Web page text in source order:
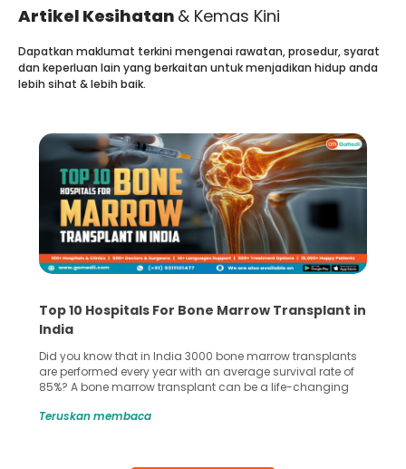
Artikel Kesihatan & Kemas Kini
Dapatkan maklumat terkini mengenai rawatan, prosedur, syarat
dan keperluan lain yang berkaitan untuk menjadikan hidup anda
lebih sihat & lebih baik.
Recognizing Critical Symptoms of a Frontal
Lobe Brain Tumor Could Save Your Life
Did you know that the frontal lobe of your brain is the most
common site for tumor occurrence? The frontal lobe is a
key part of your brain and is responsible for various
harm to it can lead to serious complications. However, with
Teruskan membaca